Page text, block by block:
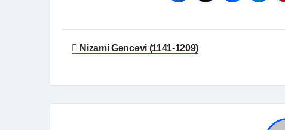
Yazı
Nizami Gəncəvi (1141-1209)